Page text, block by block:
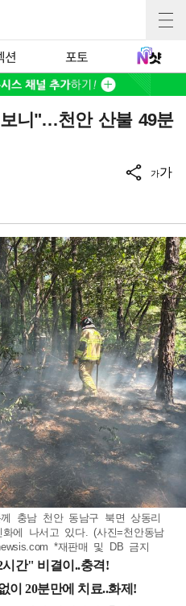
션 포토
니"…천안 산불 49분
가가
충남 천안 동남구 북면 상동리
에 나서고 있다. (사진=천안동남
*재판매 및 DB 금지